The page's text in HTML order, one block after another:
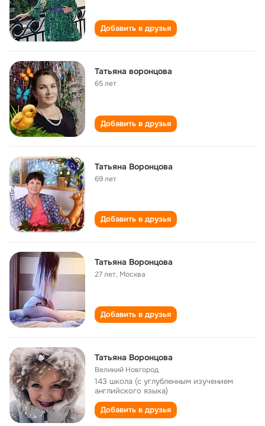
Добавить в друзья
Татьяна воронцова
65 лет
Добавить в друзья
Татьяна Воронцова
69 лет
Добавить в друзья
Татьяна Воронцова
27 лет, Москва
Добавить в друзья
Татьяна Воронцова
Великий Новгород
143 школа (с углубленным изучением
английского языка)
Добавить в друзья